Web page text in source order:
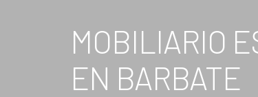
MOBILIARIO
EN BARBATE